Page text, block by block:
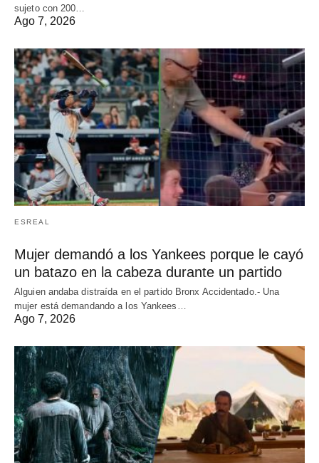
sujeto con 200…
Ago 7, 2026
ESREAL
Mujer demandó a los Yankees porque le cayó
un batazo en la cabeza durante un partido
Alguien andaba distraída en el partido Bronx Accidentado.- Una
mujer está demandando a los Yankees…
Ago 7, 2026